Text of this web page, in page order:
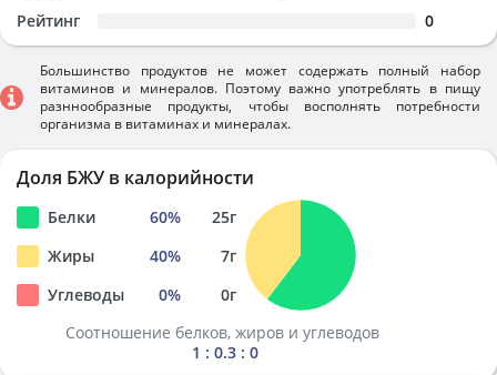
Рейтинг 0
Большинство продуктов не может содержать полный набор
витаминов и минералов. Поэтому важно употреблять в пищу
разннообразные продукты, чтобы восполнять потребности
организма в витаминах и минералах.
Доля БЖУ в калорийности
Белки 60% 25г
Жиры
40% 7г
Углеводы
0% 0г
Соотношение белков, жиров и углеводов
1 : 0.3 : 0